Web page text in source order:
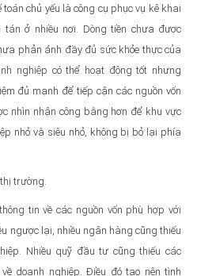
chủ yếu là công cụ phục vụ kê khai
ở nhiều nơi. Dòng tiền chưa được
phản ánh đầy đủ sức khỏe thực của
nghiệp có thể hoạt động tốt nhưng
đủ mạnh để tiếp cận các nguồn vốn
nhìn nhận công bằng hơn để khu vực
nhỏ và siêu nhỏ, không bị bỏ lại phía
trường.
tin về các nguồn vốn phù hợp với
ngược lại, nhiều ngân hàng cũng thiếu
Nhiều quỹ đầu tư cũng thiếu các
doanh nghiệp. Điều đó tạo nên tình